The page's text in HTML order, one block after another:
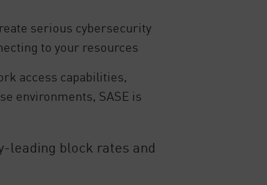
serious cybersecurity
to your resources
access capabilities,
environments, SASE is
leading block rates and